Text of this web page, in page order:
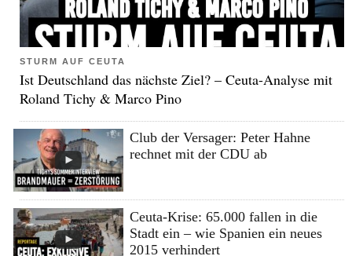
STURM AUF CEUTA
Ist Deutschland das nächste Ziel? – Ceuta-Analyse mit
Roland Tichy & Marco Pino
Club der Versager: Peter Hahne
rechnet mit der CDU ab
Ceuta-Krise: 65.000 fallen in die
Stadt ein – wie Spanien ein neues
2015 verhindert